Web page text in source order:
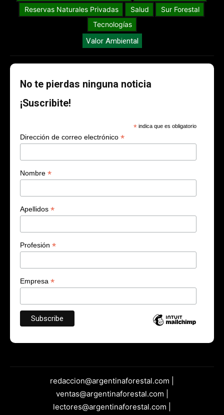
Reservas Naturales Privadas
Salud
Sur Forestal
Tecnologías
Valor Ambiental
No te pierdas ninguna noticia
¡Suscribite!
* indica que es obligatorio
Dirección de correo electrónico *
Nombre *
Apellidos *
Profesión *
Empresa *
redaccion@argentinaforestal.com |
ventas@argentinaforestal.com |
lectores@argentinaforestal.com |